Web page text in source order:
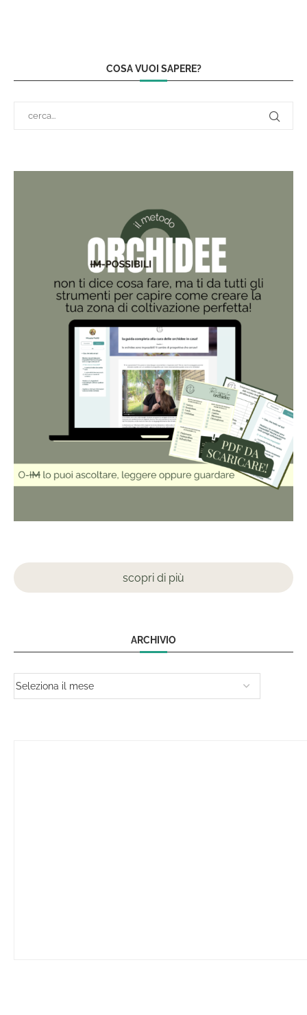
COSA VUOI SAPERE?
scopri di più
ARCHIVIO